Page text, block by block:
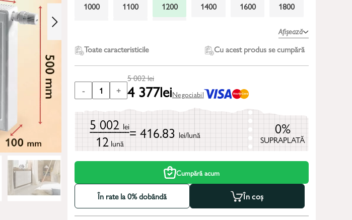
1000
1100 1200 1400 1600
1800
Afișează
Toate caracteristicile Cu acest produs se cumpără
- 1 +
5 002lei
4 377leiNegociabil
5 002 lei
12 lună
= 416.83 lei/lună 0%
SUPRAPLATĂ
Cumpără acum
În rate la 0% dobândă În coș